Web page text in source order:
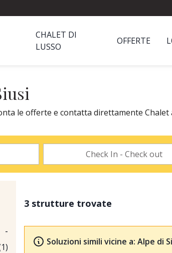
CHALET DI
LUSSO
OFFERTE
le offerte e contatta direttamente
-
3 strutture trovate
Soluzioni simili vicine a: Alpe di